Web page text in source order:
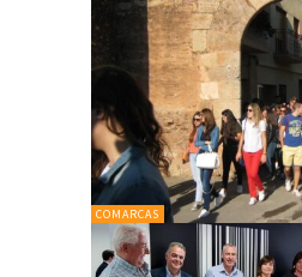
COMARCAS